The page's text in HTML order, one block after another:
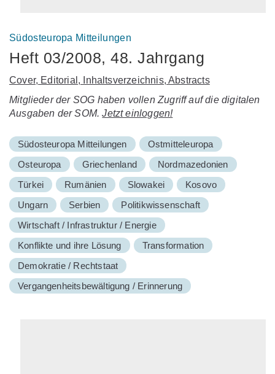
Südosteuropa Mitteilungen
Heft 03/2008, 48. Jahrgang
Cover, Editorial, Inhaltsverzeichnis, Abstracts
Mitglieder der SOG haben vollen Zugriff auf die digitalen
Ausgaben der SOM.Jetzt einloggen!
Südosteuropa Mitteilungen
Ostmitteleuropa
Osteuropa
Griechenland
Nordmazedonien
Türkei
Rumänien Slowakei
Kosovo
Ungarn
Serbien
Politikwissenschaft
Wirtschaft / Infrastruktur / Energie
Konflikte und ihre Lösung
Transformation
Demokratie / Rechtstaat
Vergangenheitsbewältigung / Erinnerung